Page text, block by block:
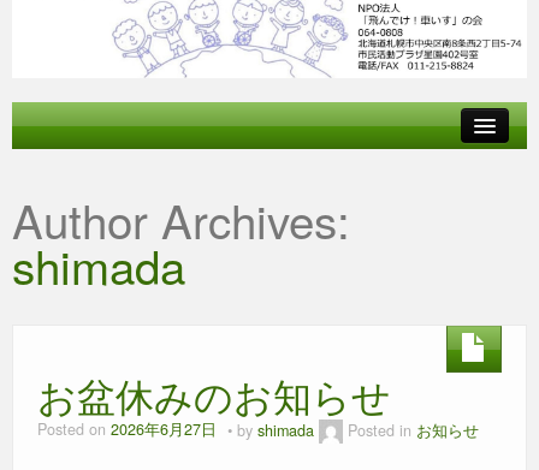
参加する
私たちの活動
Author Archives:
shimada
お盆休みのお知らせ
Posted on 2026年6月27日 by shimada Posted in お知らせ